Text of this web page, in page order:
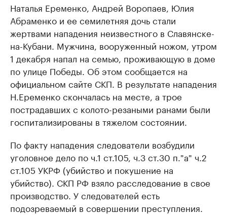
Наталья Еременко, Андрей Воропаев, Юлия
Абраменко и ее семилетняя дочь стали
жертвами нападения неизвестного в Славянске-
на-Кубани. Мужчина, вооруженный ножом, утром
1 декабря напал на семью, проживающую в доме
по улице Победы. Об этом сообщается на
официальном сайте СКП. В результате нападения
Н.Еременко скончалась на месте, а трое
пострадавших с колото-резаными ранами были
госпитализированы в тяжелом состоянии.
По факту нападения следователи возбудили
уголовное дело по ч.1 ст.105, ч.3 ст.30 п."а" ч.2
ст.105 УКРФ (убийство и покушение на
убийство). СКП РФ взяло расследование в свое
производство. У следователей есть
подозреваемый в совершении преступления.